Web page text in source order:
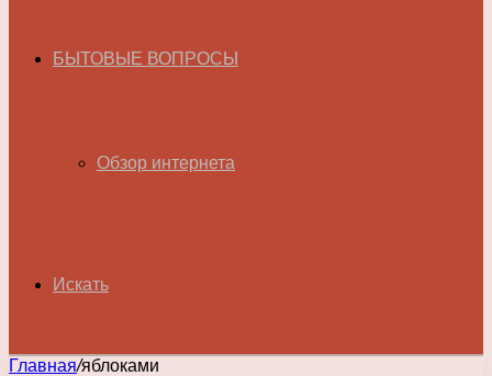
БЫТОВЫЕ ВОПРОСЫ
Обзор интернета
Искать
Главная/яблоками